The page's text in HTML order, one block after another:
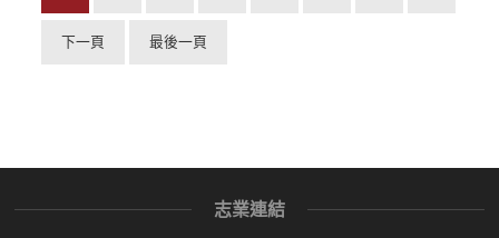
下一頁 最後一頁
志業連結